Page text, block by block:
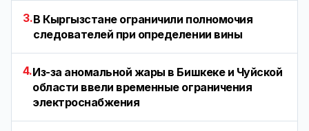
3.В Кыргызстане ограничили полномочия
следователей при определении вины
4.Из-за аномальной жары в Бишкеке и Чуйской
области ввели временные ограничения
электроснабжения